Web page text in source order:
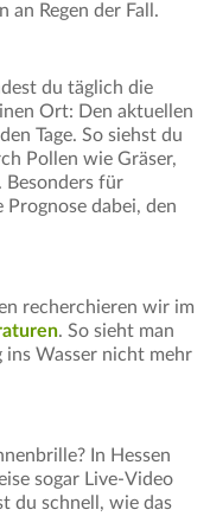
an Regen der Fall.
du täglich die
Ort: Den aktuellen
Tage. So siehst du
Pollen wie Gräser,
Besonders für
dabei, den
recherchieren wir im
. So sieht man
ins Wasser nicht mehr
In Hessen
sogar Live-Video
du schnell, wie das